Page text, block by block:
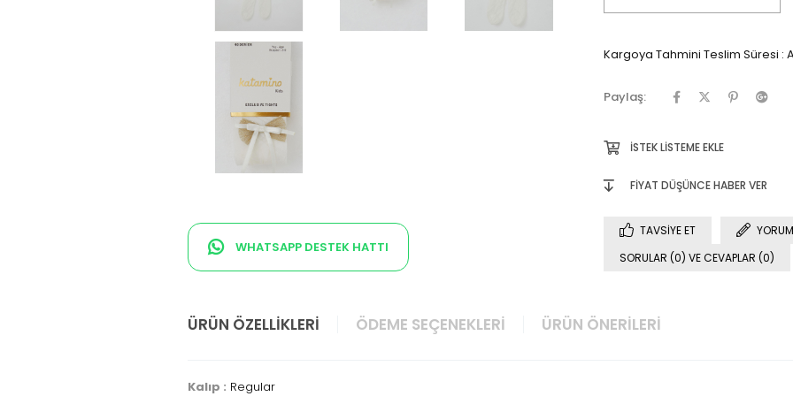
WHATSAPP DESTEK HATTI
Kargoya Tahmini Teslim Süresi :
Paylaş:
İSTEK LISTEME EKLE
FIYAT DÜŞÜNCE HABER VER
TAVSIYE ET
SORULAR (0) VE CEVAPLAR (0)
ÜRÜN ÖZELLIKLERI ÖDEME SEÇENEKLERI ÜRÜN ÖNERILERI
Kalıp : Regular